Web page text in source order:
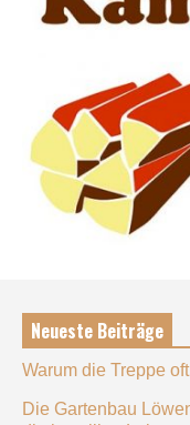
Neueste Beiträge
Warum die Treppe
Die Gartenbau